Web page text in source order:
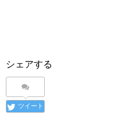
シェアする
ツイート